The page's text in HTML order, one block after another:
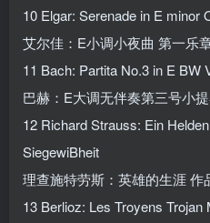
10 Elgar: Serenade in E
艾尔佳：E小调小夜曲 第一乐
11 Bach: Partita No.3 in E
巴赫：E大调无伴奏第三号小
12 Richard Strauss: Ein
SiegewiBheit
理查施特劳斯：英雄的生涯 作
13 Berlioz: Les Troyens